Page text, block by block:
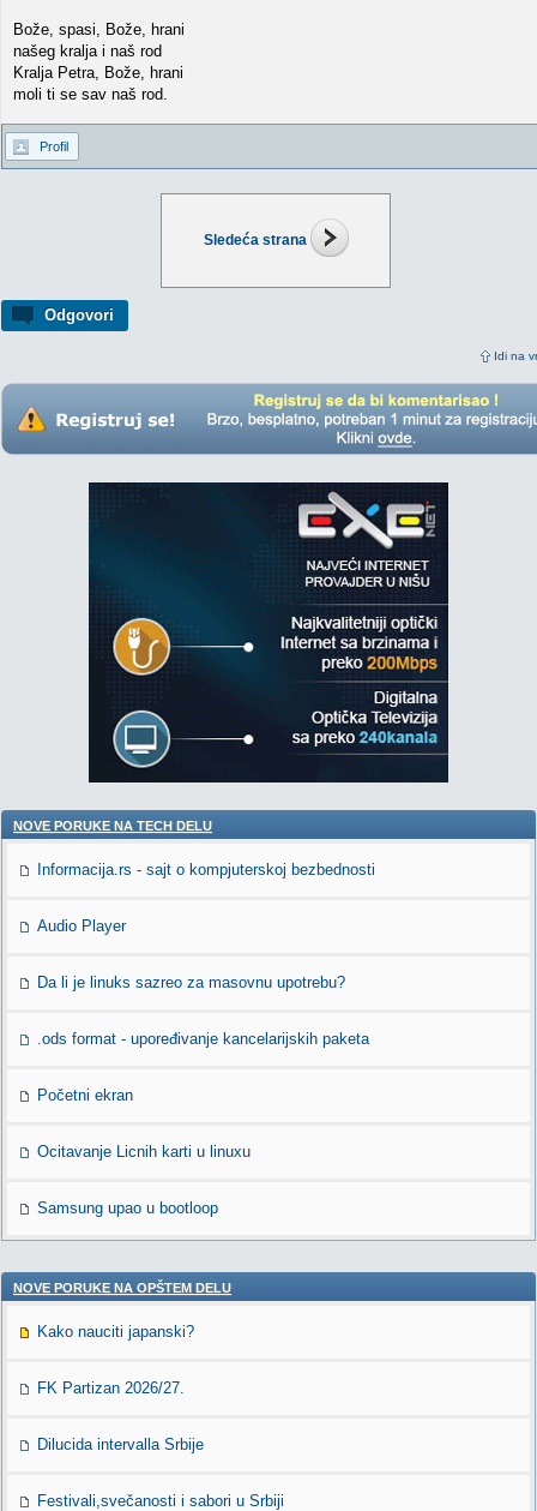
Sledeća strana
Odgovori
Idi na
Bože, spasi, Bože, hrani
našeg kralja i naš rod
Kralja Petra, Bože, hrani
moli ti se sav naš rod.
Profil
NOVE PORUKE NA TECH DELU
Informacija.rs - sajt o kompjuterskoj bezbednosti
Audio Player
Da li je linuks sazreo za masovnu upotrebu?
.ods format - upoređivanje kancelarijskih paketa
Početni ekran
Ocitavanje Licnih karti u linuxu
Samsung upao u bootloop
NOVE PORUKE NA OPŠTEM DELU
Kako nauciti japanski?
FK Partizan 2026/27.
Dilucida intervalla Srbije
Festivali,svečanosti i sabori u Srbiji